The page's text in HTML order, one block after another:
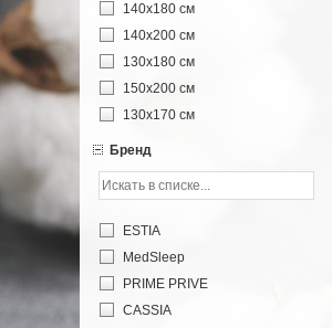
140х180 см
140х200 см
130х180 см
150х200 см
130х170 см
Бренд
ESTIA
MedSleep
PRIME PRIVE
CASSIA